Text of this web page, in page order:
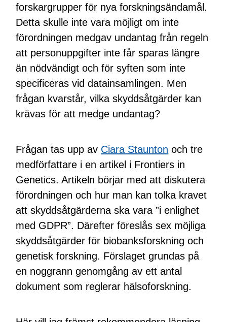
forskargrupper för nya forskningsändamål.
Detta skulle inte vara möjligt om inte
förordningen medgav undantag från regeln
att personuppgifter inte får sparas längre
än nödvändigt och för syften som inte
specificeras vid datainsamlingen. Men
frågan kvarstår, vilka skyddsåtgärder kan
krävas för att medge undantag?
Frågan tas upp av Ciara Staunton och tre
medförfattare i en artikel i Frontiers in
Genetics. Artikeln börjar med att diskutera
förordningen och hur man kan tolka kravet
att skyddsåtgärderna ska vara ”i enlighet
med GDPR”. Därefter föreslås sex möjliga
skyddsåtgärder för biobanksforskning och
genetisk forskning. Förslaget grundas på
en noggrann genomgång av ett antal
dokument som reglerar hälsoforskning.